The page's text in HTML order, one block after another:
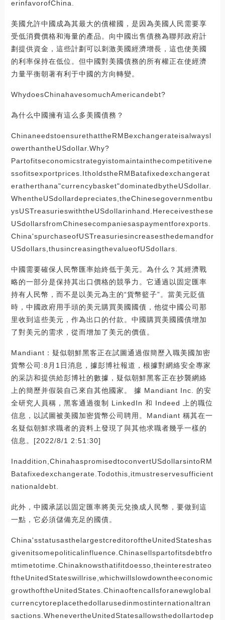
erinfavorofChina.
美國允許中國成為其最大的債權國，是因為美國人民需要享
受低消費價格和海量的產品。向中國出售債務為聯邦政府計
劃提供資金，這些計劃可以刺激美國經濟增長，這也使美國
的利率保持在低位。但中國對美國債務的所有權正在使經濟
力量平衡朝著有利于中國的方向轉變。
WhydoesChinahavesomuchAmericandebt?
為什么中國擁有這么多美國債務？
ChinaneedstoensurethattheRMBexchangerateisalwaysl
owerthantheUSdollar.Why?
Partofitseconomicstrategyistomaintainthecompetitivene
ssofitsexportprices.ItholdstheRMBatafixedexchangerat
eratherthana"currencybasket"dominatedbytheUSdollar.
WhentheUSdollardepreciates,theChinesegovernmentbu
ysUSTreasurieswiththeUSdollarinhand.Hereceivesthese
USdollarsfromChinesecompaniesaspaymentforexports.
China'spurchaseofUSTreasuriesincreasesthedemandfor
USdollars,thusincreasingthevalueofUSdollars.
中國需要確保人民幣匯率始終低于美元。為什么？其經濟戰
略的一部分是保持其出口價格的競爭力。它通過以固定匯率
持有人民幣，而不是以美元為主的“貨幣籃子”。當美元貶值
時，中國政府用手頭的美元購買美國國債，他從中國公司那
里收到這些美元，作為出口的付款。中國購買美國國債增加
了對美元的需求，從而增加了美元的價值。
Mandiant：疑似朝鮮黑客正在試圖通過假簡歷入職美國加密
貨幣公司:8月1日消息，據彭博社報道，根據對網絡安全專家
的采訪和提供給彭博社的數據，疑似朝鮮黑客正在抄襲網絡
上的簡歷并假裝自己來自其他國家。 據 Mandiant Inc. 的安
全研究人員稱，黑客通過復制 LinkedIn 和 Indeed 上的職位
信息，以試圖被美國加密貨幣公司聘用。Mandiant 稱其在一
名疑似朝鮮求職者的資料上發現了與其他求職者幾乎一樣的
信息。[2022/8/1 2:51:30]
Inaddition,ChinahaspromisedtoconvertUSdollarsintoRM
Batafixedexchangerate.Todothis,itmustreservesufficient
nationaldebt.
此外，中國承諾以固定匯率將美元兌換成人民幣，要做到這
一點，它必須儲備充足的國債。
China'sstatusasthelargestcreditoroftheUnitedStateshas
givenitsomepoliticalinfluence.Chinasellspartofitsdebtfro
mtimetotime.Chinaknowsthatifitdoesso,theinterestrateo
ftheUnitedStateswillrise,whichwillslowdowntheeconomic
growthoftheUnitedStates.Chinaoftencallsforanewglobal
currencytoreplacethedollarusedinmostinternationaltran
sactions.WhenevertheUnitedStatesallowsthedollartodep